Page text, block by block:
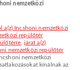
nemzetközi
repülőtér
járat a(z)
nemzetközi repülőtér
nemzetközi
kínálnak az